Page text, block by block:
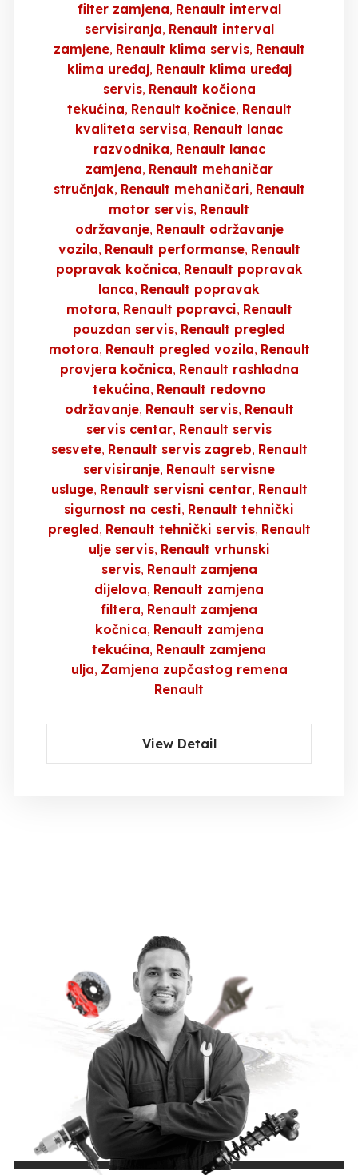
filter zamjena Renault interval
servisiranja Renault interval
zamjene Renault klima servis Renault
klima uređaj Renault klima uređaj
servis Renault kočiona
tekućina Renault kočnice Renault
kvaliteta servisa Renault lanac
razvodnika Renault lanac
zamjena Renault mehaničar
stručnjak Renault mehaničari Renault
motor servis Renault
održavanje Renault održavanje
vozila Renault performanse Renault
popravak kočnica Renault popravak
lanca Renault popravak
motora Renault popravci Renault
pouzdan servis Renault pregled
motora Renault pregled vozila Renault
provjera kočnica Renault rashladna
tekućina Renault redovno
održavanje Renault servis Renault
servis centar Renault servis
sesvete Renault servis zagreb Renault
servisiranje Renault servisne
usluge Renault servisni centar Renault
sigurnost na cesti Renault tehnički
pregled Renault tehnički servis Renault
ulje servis Renault vrhunski
servis Renault zamjena
dijelova Renault zamjena
filtera Renault zamjena
kočnica Renault zamjena
tekućina Renault zamjena
ulja Zamjena zupčastog remena
Renault
View Detail